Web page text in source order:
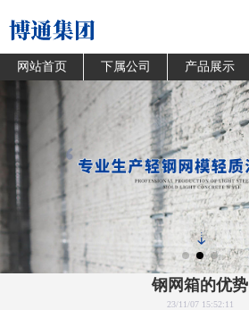
网站首页 下属公司 产品展示
钢网箱的优势
23/11/07 15:52:11